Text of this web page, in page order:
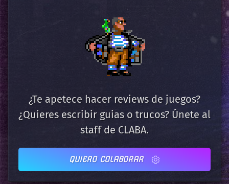
¿Te apetece hacer reviews de juegos?
¿Quieres escribir guias o trucos? Únete al
staff de CLABA.
QUIERO COLABORAR